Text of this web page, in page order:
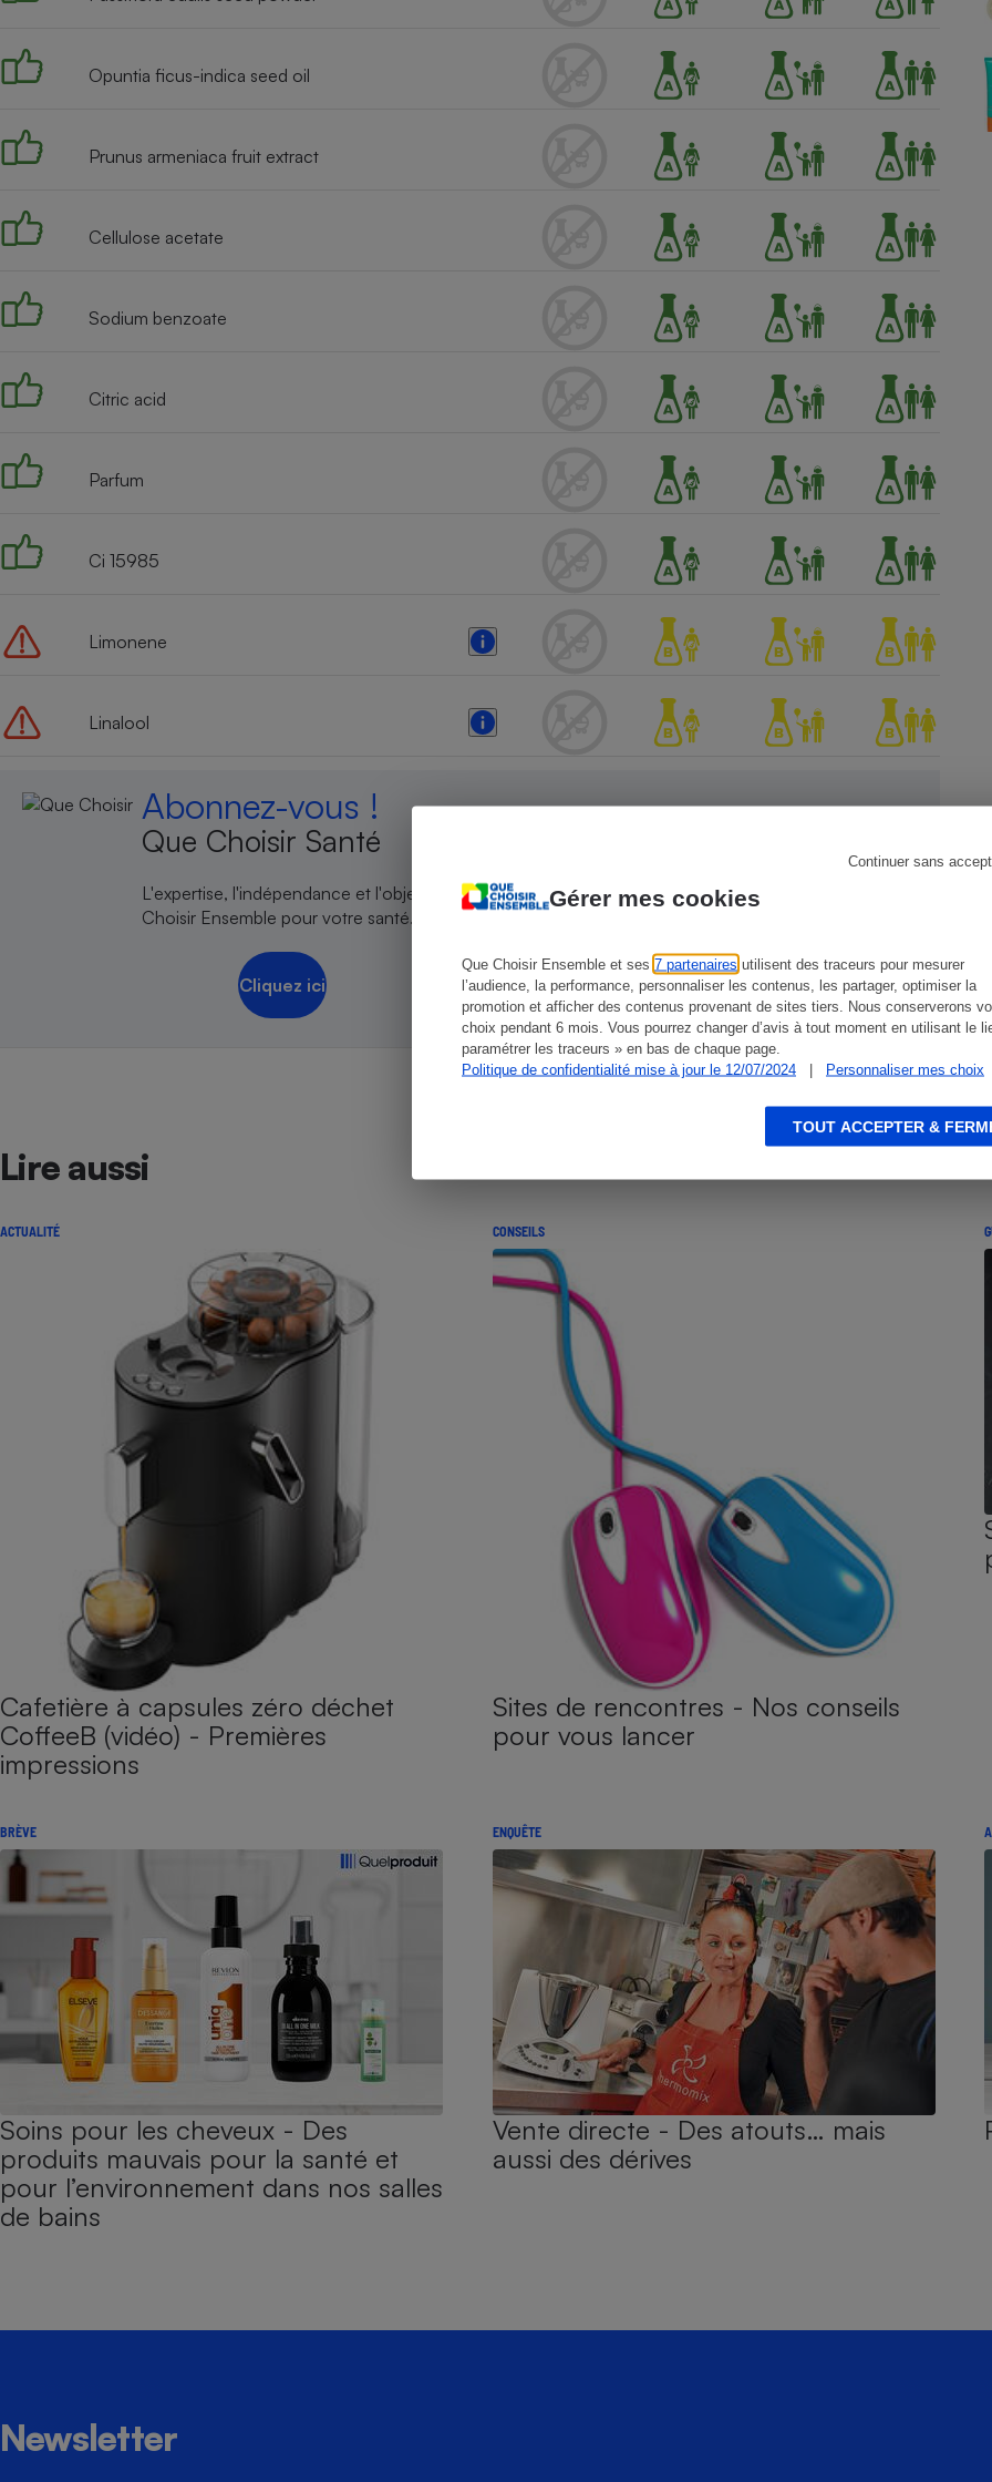
Gérer mes cookies
Que Choisir Ensemble et ses 7 partenaires utilisent des traceurs pour mesurer
l’audience, la performance, personnaliser les contenus, les partager, optimiser la
promotion et afficher des contenus provenant de sites tiers. Nous conserverons
choix pendant 6 mois. Vous pourrez changer d’avis à tout moment en utilisant le
paramétrer les traceurs » en bas de chaque page.
Politique de confidentialité mise à jour le 12/07/2024
| Personnaliser mes choix
Continuer sans
TOUT ACCEPTER &
Opuntia ficus-indica seed oil
Prunus armeniaca fruit extract
Cellulose acetate
Sodium benzoate
Citric acid
Parfum
Ci 15985
Limonene
Linalool
Abonnez-vous !
Que Choisir Santé
L'expertise, l'indépendance et l'objectivité de Que
Choisir Ensemble pour votre santé.
Cliquez ici
Lire aussi
ACTUALITÉ
Cafetière à capsules zéro déchet
CoffeeB (vidéo) - Premières
impressions
CONSEILS
Sites de rencontres - Nos conseils
pour vous lancer
BRÈVE
Soins pour les cheveux - Des
produits mauvais pour la santé et
pour l’environnement dans nos salles
de bains
ENQUÊTE
Vente directe - Des atouts… mais
aussi des dérives
Newsletter
Robot ménager
Appareil photo
numérique
Électricité - Gaz
Lessive